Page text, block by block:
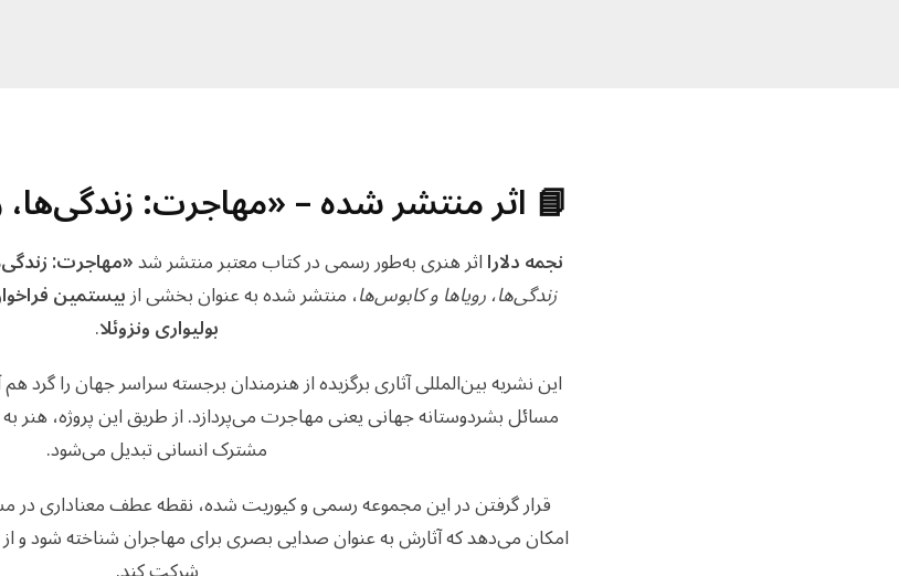
📘 اثر منتشر شده – «مهاجرت: زندگی‌ها،
نجمه دلارااثر هنری به‌طور رسمی در کتاب معتبر منتشر شد«مهاجرت:
زندگی‌ها، رویاها و کابوس‌ها، منتشر شده به عنوان بخشی ازبیستمین
بولیواری ونزوئلا.
این نشریه بین‌المللی آثاری برگزیده از هنرمندان برجسته سراسر جهان را گرد
مسائل بشردوستانه جهانی یعنی مهاجرت می‌پردازد. از طریق این پروژه، هنر
مشترک انسانی تبدیل می‌شود.
قرار گرفتن در این مجموعه رسمی و کیوریت شده، نقطه عطف معناداری در
امکان می‌دهد که آثارش به عنوان صدایی بصری برای مهاجران شناخته شود و